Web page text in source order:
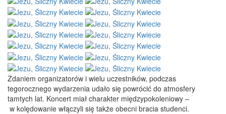
Zdaniem organizatorów i wielu uczestników, podczas
tegorocznego wydarzenia udało się powrócić do atmosfery
tamtych lat. Koncert miał charakter międzypokoleniowy –
w kolędowanie włączyli się także obecni bracia studenci.